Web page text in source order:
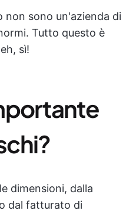
non sono un'azienda di
Tutto questo è
sì!
dimensioni, dalla
dal fatturato di